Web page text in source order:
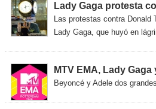
Lady Gaga protesta
Las protestas contra Donald
Lady Gaga, que huyó en
MTV EMA, Lady
Beyoncé y Adele dos